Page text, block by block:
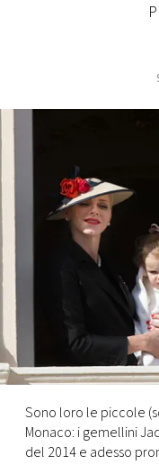
EVENTI
VIDEO
PRINCIPATO
MONACO
RMC
CONSIGLIA
Sono loro le piccole
Monaco: i gemellini
del 2014 e adesso